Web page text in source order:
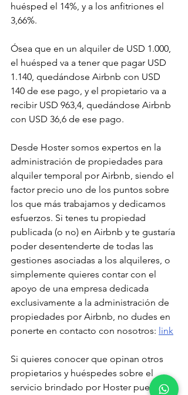
huésped el 14%, y a los anfitriones el
3,66%.
Ósea que en un alquiler de USD 1.000,
el huésped va a tener que pagar USD
1.140, quedándose Airbnb con USD
140 de ese pago, y el propietario va a
recibir USD 963,4, quedándose Airbnb
con USD 36,6 de ese pago.
Desde Hoster somos expertos en la
administración de propiedades para
alquiler temporal por Airbnb, siendo el
factor precio uno de los puntos sobre
los que más trabajamos y dedicamos
esfuerzos. Si tenes tu propiedad
publicada (o no) en Airbnb y te gustaría
poder desentenderte de todas las
gestiones asociadas a los alquileres, o
simplemente quieres contar con el
apoyo de una empresa dedicada
exclusivamente a la administración de
propiedades por Airbnb, no dudes en
ponerte en contacto con nosotros: link
Si quieres conocer que opinan otros
propietarios y huéspedes sobre el
servicio brindado por Hoster puede